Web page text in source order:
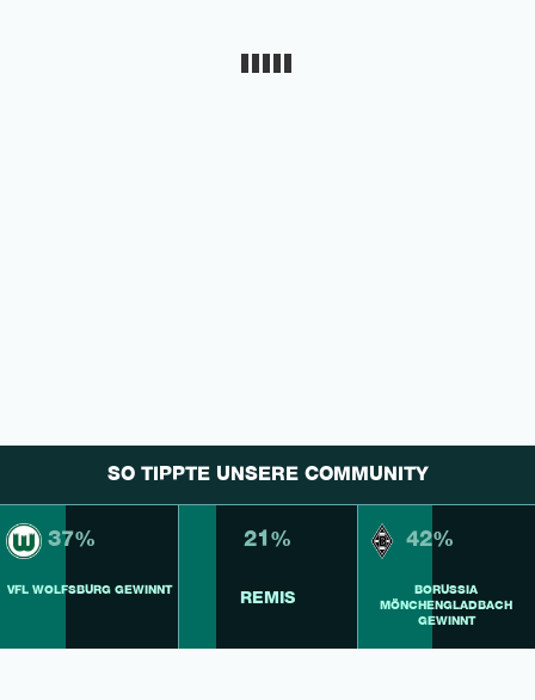
SO TIPPTE UNSERE COMMUNITY
37%
VFL WOLFSBURG GEWINNT
21%
REMIS
42%
BORUSSIA
MÖNCHENGLADBACH
GEWINNT